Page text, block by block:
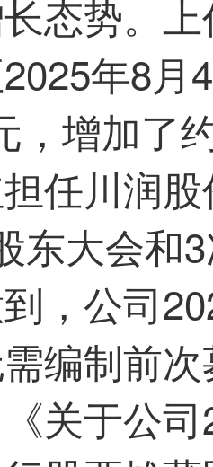
态势。
年8月
，增加了
任川润
东大会和
，公司
需编制前
关于公